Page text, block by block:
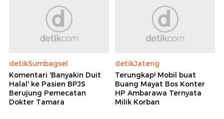
detikSumbagsel
Komentari 'Banyakin Duit
Halal' ke Pasien BPJS
Berujung Pemecatan
Dokter Tamara
detikJateng
Terungkap! Mobil buat
Buang Mayat Bos Konter
HP Ambarawa Ternyata
Milik Korban